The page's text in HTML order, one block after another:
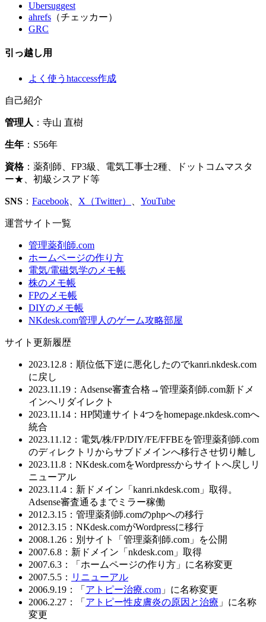
Ubersuggest
ahrefs （チェッカー）
GRC
引っ越し用
よく使うhtaccess作成
自己紹介
管理人 ：寺山 直樹
生年 ：S56年
資格：薬剤師、FP3級、電気工事士2種、ドットコムマスタ
ー★、初級シスアド等
SNS ： Facebook X（Twitter） YouTube
運営サイト一覧
管理薬剤師.com
ホームページの作り方
電気/電磁気学のメモ帳
株のメモ帳
FPのメモ帳
DIYのメモ帳
NKdesk.com管理人のゲーム攻略部屋
サイト更新履歴
2023.12.8：順位低下逆に悪化したのでkanri.nkdesk.com
に戻し
2023.11.19：Adsense審査合格→管理薬剤師.com新ドメ
インへリダイレクト
2023.11.14：HP関連サイト4つをhomepage.nkdesk.comへ
統合
2023.11.12：電気/株/FP/DIY/FE/FFBEを管理薬剤師.com
のディレクトリからサブドメインへ移行させ切り離し
2023.11.8：NKdesk.comをWordpressからサイトへ戻しリ
ニューアル
2023.11.4：新ドメイン「kanri.nkdesk.com」取得。
Adsense審査通るまでミラー稼働
2012.3.15：管理薬剤師.comのphpへの移行
2012.3.15：NKdesk.comがWordpressに移行
2008.1.26：別サイト「管理薬剤師.com」を公開
2007.6.8：新ドメイン「nkdesk.com」取得
2007.6.3：「ホームページの作り方」に名称変更
2007.5.5： リニューアル
2006.9.19：「 アトピー治療.com 」に名称変更
2006.2.27：「 アトピー性皮膚炎の原因と治療 」に名称
変更